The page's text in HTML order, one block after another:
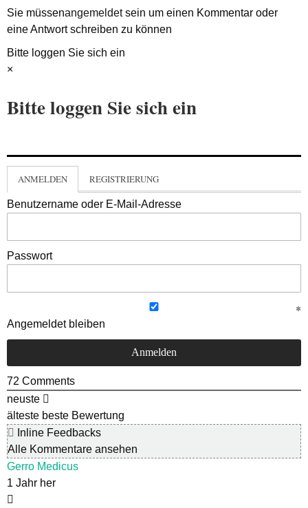
Sie müssenangemeldetsein um einen Kommentar oder
eine Antwort schreiben zu können
Bitte loggen Sie sich ein
×
Bitte loggen Sie sich ein
ANMELDEN REGISTRIERUNG
Benutzername oder E-Mail-Adresse
Passwort
Angemeldet bleiben
72 Comments
neuste
älteste beste Bewertung
Inline Feedbacks
Alle Kommentare ansehen
Gerro Medicus
1 Jahr her